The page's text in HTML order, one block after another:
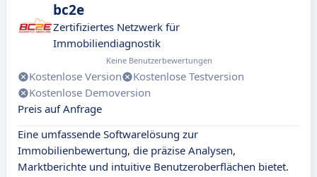
bc2e
Zertifiziertes Netzwerk für
Immobiliendiagnostik
Keine Benutzerbewertungen
Kostenlose Version
Kostenlose Testversion
Kostenlose Demoversion
Preis auf Anfrage
Eine umfassende Softwarelösung zur
Immobilienbewertung, die präzise Analysen,
Marktberichte und intuitive Benutzeroberflächen bietet.